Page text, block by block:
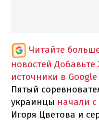
Читайте
новостей Добавьте
источники в Google
Пятый
украинцы начали с
Игоря Цветова и